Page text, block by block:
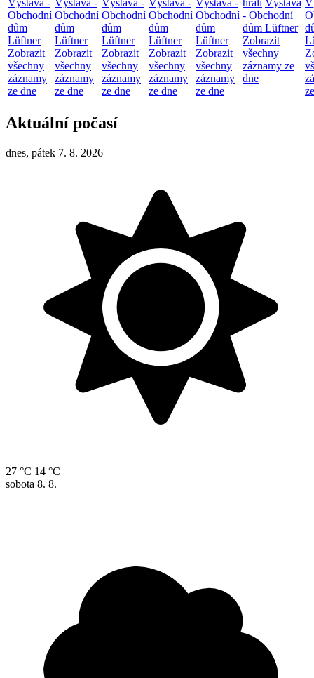
Výstava -
Obchodní
dům
Lüftner
Zobrazit
všechny
záznamy
ze dne
Výstava -
Obchodní
dům
Lüftner
Zobrazit
všechny
záznamy
ze dne
Výstava -
Obchodní
dům
Lüftner
Zobrazit
všechny
záznamy
ze dne
Výstava -
Obchodní
dům
Lüftner
Zobrazit
všechny
záznamy
ze dne
Výstava -
Obchodní
dům
Lüftner
Zobrazit
všechny
záznamy
ze dne
hráli Výstava
- Obchodní
dům Lüftner
Zobrazit
všechny
záznamy ze
dne
Aktuální počasí
dnes, pátek 7. 8. 2026
27 °C 14 °C
sobota 8. 8.